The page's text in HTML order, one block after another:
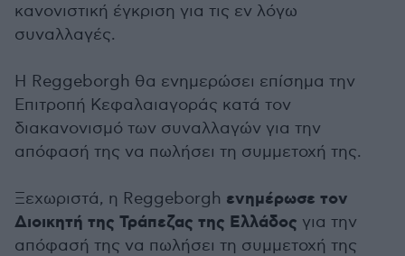
κανονιστική έγκριση για τις εν λόγω
συναλλαγές.
Η Reggeborgh θα ενημερώσει επίσημα την
Επιτροπή Κεφαλαιαγοράς κατά τον
διακανονισμό των συναλλαγών για την
απόφασή της να πωλήσει τη συμμετοχή της.
Ξεχωριστά, η Reggeborgh ενημέρωσε τον
Διοικητή της Τράπεζας της Ελλάδος για την
απόφασή της να πωλήσει τη συμμετοχή της